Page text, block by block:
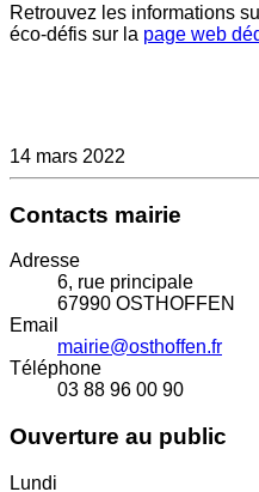
Retrouvez les informations
éco-défis sur la page web
14 mars 2022
Contacts mairie
Adresse
6, rue principale
67990 OSTHOFFEN
Email
mairie@osthoffen.fr
Téléphone
03 88 96 00 90
Ouverture au public
Lundi